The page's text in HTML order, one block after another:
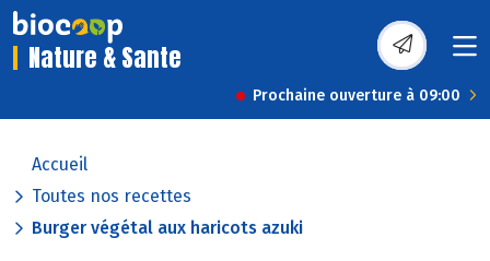
Nature & Sante
Prochaine ouverture à 09:00
Accueil
Toutes nos recettes
Burger végétal aux haricots azuki